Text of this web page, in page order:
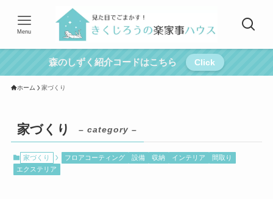
Menu
森のしずく紹介コードはこちら Click
ホーム 家づくり
家づくり – category –
家づくり フロアコーティング 設備 収納 インテリア
間取り
エクステリア